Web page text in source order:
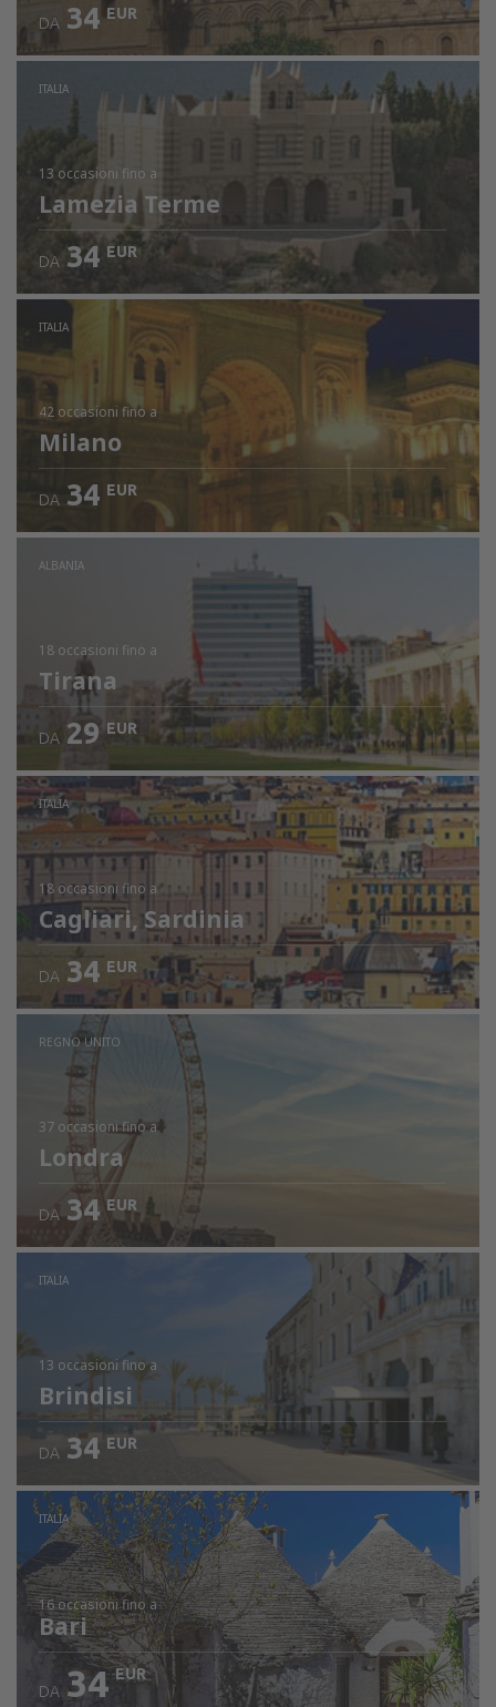
DA 34 EUR
ITALIA
13 occasioni fino a
Lamezia Terme
DA 34 EUR
ITALIA
42 occasioni fino a
Milano
DA 34 EUR
ALBANIA
18 occasioni fino a
Tirana
DA 29 EUR
ITALIA
18 occasioni fino a
Cagliari, Sardinia
DA 34 EUR
REGNO UNITO
37 occasionifino a
Londra
DA 34 EUR
ITALIA
13 occasioni fino a
Brindisi
DA 34 EUR
ITALIA
16 occasionifino a
Bari
DA 34 EUR